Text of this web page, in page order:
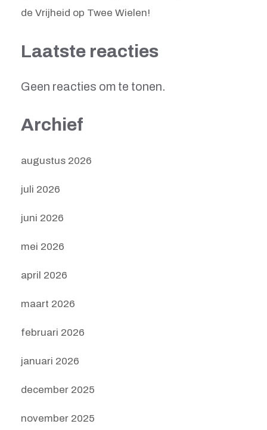
de Vrijheid op Twee Wielen!
Laatste reacties
Geen reacties om te tonen.
Archief
augustus 2026
juli 2026
juni 2026
mei 2026
april 2026
maart 2026
februari 2026
januari 2026
december 2025
november 2025